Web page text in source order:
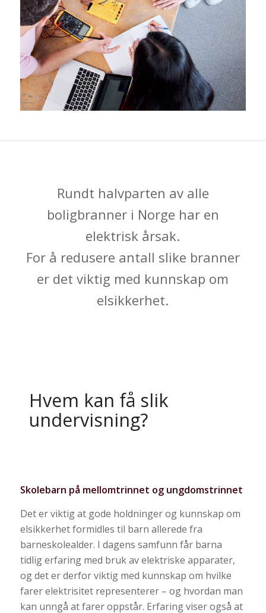
Rundt halvparten av alle
boligbranner i Norge har en
elektrisk årsak.
For å redusere antall slike branner
er det viktig med kunnskap om
elsikkerhet.
Hvem kan få slik
undervisning?
Skolebarn på mellomtrinnet og ungdomstrinnet
Det er viktig at gode holdninger og kunnskap om
elsikkerhet formidles til barn allerede fra
barneskolealder. I dagens samfunn får barna
tidlig erfaring med bruk av elektriske apparater,
og det er derfor viktig med kunnskap om hvilke
farer elektrisitet representerer – og hvordan man
kan unngå at farer oppstår. Erfaring viser også at